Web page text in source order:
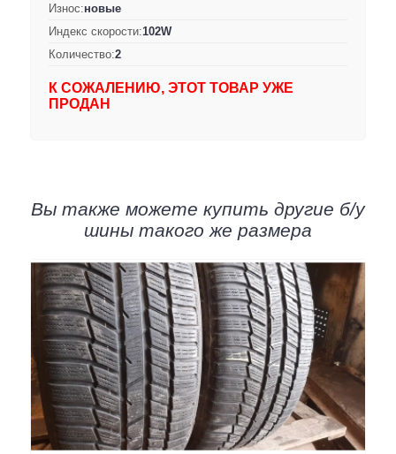
Износ:новые
Индекс скорости:102W
Количество:2
К СОЖАЛЕНИЮ, ЭТОТ ТОВАР УЖЕ
ПРОДАН
Вы также можете купить другие б/у
шины такого же размера